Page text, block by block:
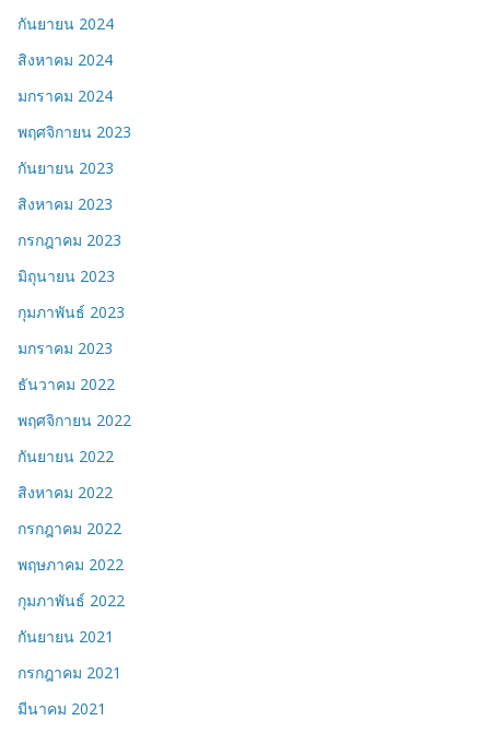
กันยายน 2024
สิงหาคม 2024
มกราคม 2024
พฤศจิกายน 2023
กันยายน 2023
สิงหาคม 2023
กรกฎาคม 2023
มิถุนายน 2023
กุมภาพันธ์ 2023
มกราคม 2023
ธันวาคม 2022
พฤศจิกายน 2022
กันยายน 2022
สิงหาคม 2022
กรกฎาคม 2022
พฤษภาคม 2022
กุมภาพันธ์ 2022
กันยายน 2021
กรกฎาคม 2021
มีนาคม 2021